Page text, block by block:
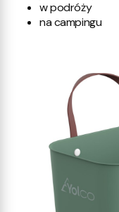
w podróży
na campingu